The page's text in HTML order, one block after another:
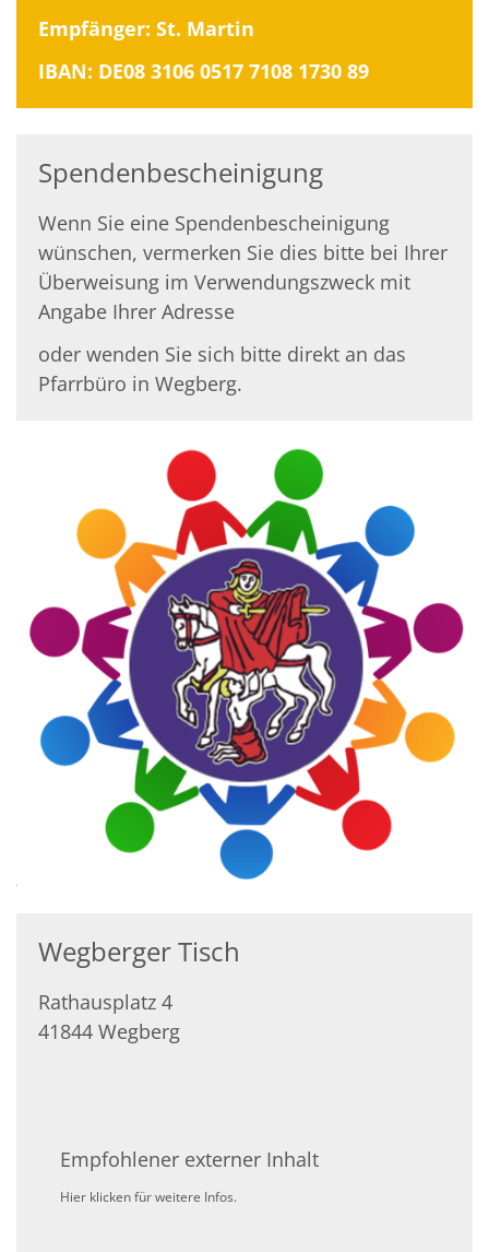
Empfänger: St. Martin
IBAN: DE08 3106 0517 7108 1730 89
Spendenbescheinigung
Wenn Sie eine Spendenbescheinigung
wünschen, vermerken Sie dies bitte bei Ihrer
Überweisung im Verwendungszweck mit
Angabe Ihrer Adresse
oder wenden Sie sich bitte direkt an das
Pfarrbüro in Wegberg.
Wegberger Tisch
Rathausplatz 4
41844 Wegberg
Empfohlener externer Inhalt
Hier klicken für weitere Infos.